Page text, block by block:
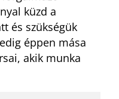
küzd a
és szükségük
éppen mása
akik munka